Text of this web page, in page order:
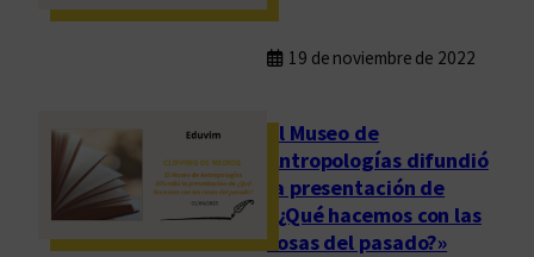
19 de noviembre de 2022
El Museo de
Antropologías difundió
la presentación de
«¿Qué hacemos con las
cosas del pasado?»